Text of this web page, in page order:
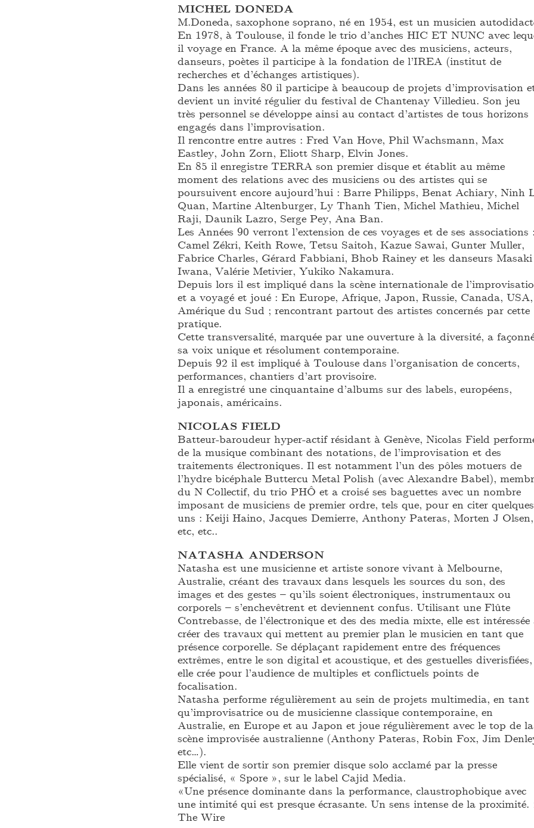
MICHEL DONEDA
M.Doneda, saxophone soprano, né en 1954, est un musicien
En 1978, à Toulouse, il fonde le trio d’anches HIC ET NUNC avec
il voyage en France. A la même époque avec des musiciens, acteurs,
danseurs, poètes il participe à la fondation de l’IREA (institut de
recherches et d’échanges artistiques).
Dans les années 80 il participe à beaucoup de projets d’improvisation
devient un invité régulier du festival de Chantenay Villedieu. Son jeu
très personnel se développe ainsi au contact d’artistes de tous horizons
engagés dans l’improvisation.
Il rencontre entre autres : Fred Van Hove, Phil Wachsmann, Max
Eastley, John Zorn, Eliott Sharp, Elvin Jones.
En 85 il enregistre TERRA son premier disque et établit au même
moment des relations avec des musiciens ou des artistes qui se
poursuivent encore aujourd’hui : Barre Philipps, Benat Achiary, Ninh
Quan, Martine Altenburger, Ly Thanh Tien, Michel Mathieu, Michel
Raji, Daunik Lazro, Serge Pey, Ana Ban.
Les Années 90 verront l’extension de ces voyages et de ses associations :
Camel Zékri, Keith Rowe, Tetsu Saitoh, Kazue Sawai, Gunter Muller,
Fabrice Charles, Gérard Fabbiani, Bhob Rainey et les danseurs Masaki
Iwana, Valérie Metivier, Yukiko Nakamura.
Depuis lors il est impliqué dans la scène internationale de
et a voyagé et joué : En Europe, Afrique, Japon, Russie, Canada, USA,
Amérique du Sud ; rencontrant partout des artistes concernés par cette
pratique.
Cette transversalité, marquée par une ouverture à la diversité, a
sa voix unique et résolument contemporaine.
Depuis 92 il est impliqué à Toulouse dans l’organisation de concerts,
performances, chantiers d’art provisoire.
Il a enregistré une cinquantaine d’albums sur des labels, européens,
japonais, américains.
NICOLAS FIELD
Batteur-baroudeur hyper-actif résidant à Genève, Nicolas Field
de la musique combinant des notations, de l’improvisation et des
traitements électroniques. Il est notamment l’un des pôles motuers de
l’hydre bicéphale Buttercu Metal Polish (avec Alexandre Babel),
du N Collectif, du trio PHÔ et a croisé ses baguettes avec un nombre
imposant de musiciens de premier ordre, tels que, pour en citer quelques
uns : Keiji Haino, Jacques Demierre, Anthony Pateras, Morten J Olsen,
etc, etc..
NATASHA ANDERSON
Natasha est une musicienne et artiste sonore vivant à Melbourne,
Australie, créant des travaux dans lesquels les sources du son, des
images et des gestes – qu’ils soient électroniques, instrumentaux ou
corporels – s’enchevêtrent et deviennent confus. Utilisant une Flûte
Contrebasse, de l’électronique et des des media mixte, elle est intéressée
créer des travaux qui mettent au premier plan le musicien en tant que
présence corporelle. Se déplaçant rapidement entre des fréquences
extrêmes, entre le son digital et acoustique, et des gestuelles diverisfiées,
elle crée pour l’audience de multiples et conflictuels points de
focalisation.
Natasha performe régulièrement au sein de projets multimedia, en tant
qu’improvisatrice ou de musicienne classique contemporaine, en
Australie, en Europe et au Japon et joue régulièrement avec le top de la
scène improvisée australienne (Anthony Pateras, Robin Fox, Jim
etc…).
Elle vient de sortir son premier disque solo acclamé par la presse
spécialisé, « Spore », sur le label Cajid Media.
«Une présence dominante dans la performance, claustrophobique avec
une intimité qui est presque écrasante. Un sens intense de la proximité.
The Wire